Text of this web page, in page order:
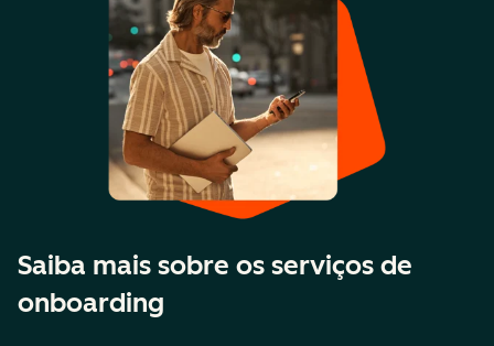
Saiba mais sobre os serviços de
onboarding